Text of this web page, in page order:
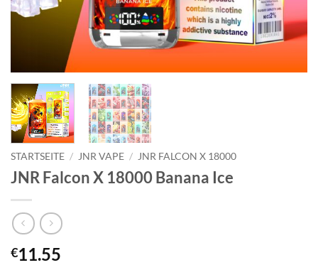
STARTSEITE / JNR VAPE / JNR FALCON X 18000
JNR Falcon X 18000 Banana Ice
€11.55